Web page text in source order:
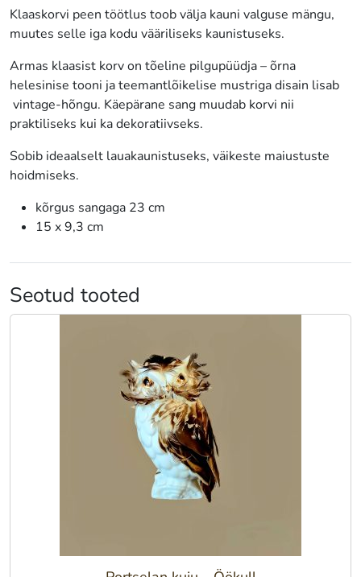
Klaaskorvi peen töötlus toob välja kauni valguse mängu,
muutes selle iga kodu vääriliseks kaunistuseks.
Armas klaasist korv on tõeline pilgupüüdja – õrna
helesinise tooni ja teemantlõikelise mustriga disain lisab
vintage-hõngu. Käepärane sang muudab korvi nii
praktiliseks kui ka dekoratiivseks.
Sobib ideaalselt lauakaunistuseks, väikeste maiustuste
hoidmiseks.
kõrgus sangaga 23 cm
15 x 9,3 cm
Seotud tooted